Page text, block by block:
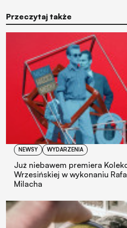
Przeczytaj także
NEWSY WYDARZENIA
Już niebawem premiera
Wrzesińskiej w wykonaniu
Milacha